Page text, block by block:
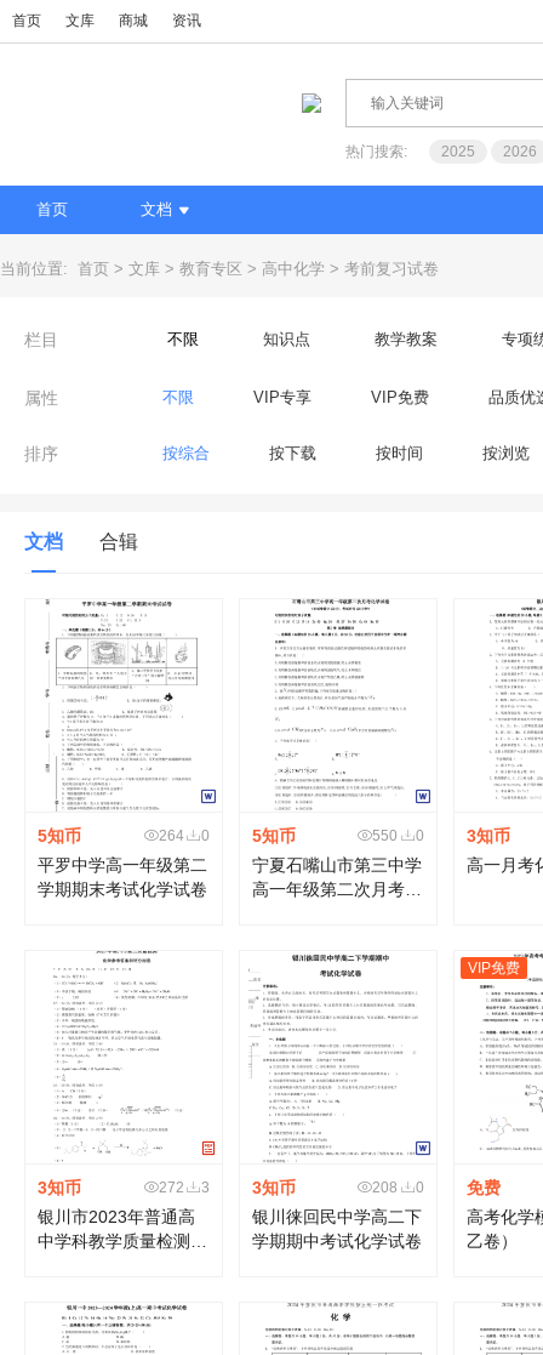
首页 文库 商城 资讯
热门搜索: 2025 2026
首页 文档
当前位置: 首页 文库 教育专区 高中化学 考前复习试卷
栏目 不限 知识点 教学教案 专项
属性 不限 VIP专享 VIP免费 品质优
排序 按综合 按下载 按时间 按浏览
文档 合辑
5知币 264 0
平罗中学高一年级第二
学期期末考试化学试卷
5知币 550 0
宁夏石嘴山市第三中学
高一年级第二次月考化
3知币
3知币 272 3
银川市2023年普通高
中学科教学质量检测
3知币 208 0
银川徕回民中学高二下
学期期中考试化学试卷
VIP免费
免费
高考化学
乙卷）